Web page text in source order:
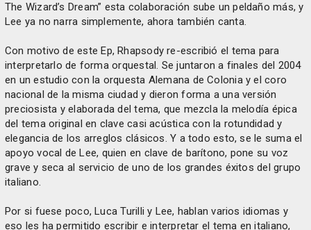
The Wizard’s Dream” esta colaboración sube un peldaño más, y
Lee ya no narra simplemente, ahora también canta.
Con motivo de este Ep, Rhapsody re-escribió el tema para
interpretarlo de forma orquestal. Se juntaron a finales del 2004
en un estudio con la orquesta Alemana de Colonia y el coro
nacional de la misma ciudad y dieron forma a una versión
preciosista y elaborada del tema, que mezcla la melodía épica
del tema original en clave casi acústica con la rotundidad y
elegancia de los arreglos clásicos. Y a todo esto, se le suma el
apoyo vocal de Lee, quien en clave de barítono, pone su voz
grave y seca al servicio de uno de los grandes éxitos del grupo
italiano.
Por si fuese poco, Luca Turilli y Lee, hablan varios idiomas y
eso les ha permitido escribir e interpretar el tema en italiano,